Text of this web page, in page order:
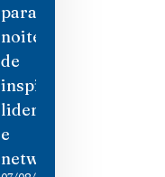
para
noite
de
inspiração,
liderança
e
networking